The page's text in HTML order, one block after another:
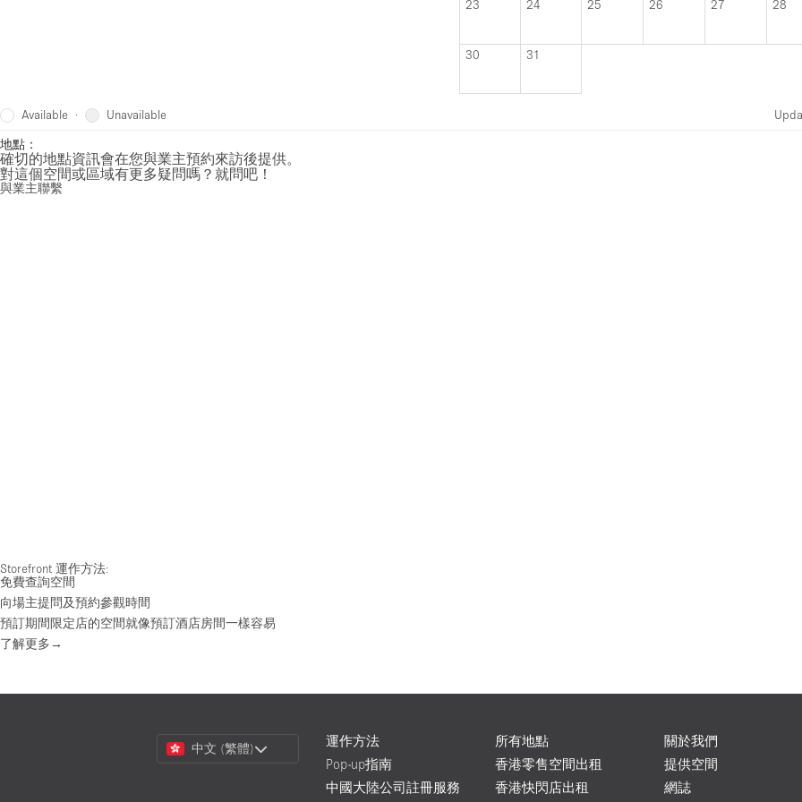
23 24 25 26 27 28
30 31
Available · Unavailable
地點：
確切的地點資訊會在您與業主預約來訪後提供。
對這個空間或區域有更多疑問嗎？就問吧！
與業主聯繫
Storefront 運作方法:
免費查詢空間
向場主提問及預約參觀時間
預訂期間限定店的空間就像預訂酒店房間一樣容易
了解更多→
Choose
Language
中文 (繁體)
運作方法
Pop-up指南
中國大陸公司註冊服務
所有地點
香港零售空間出租
香港快閃店出租
關於我們
提供空間
網誌